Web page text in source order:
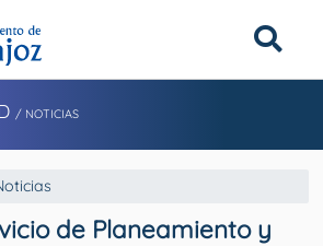
/ NOTICIAS
de Planeamiento y